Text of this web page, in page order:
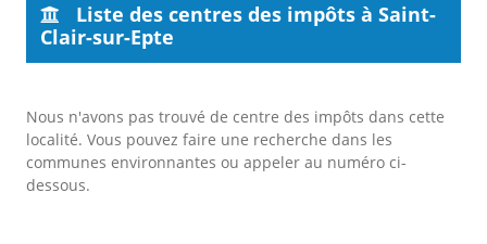
Liste des centres des impôts à Saint-
Clair-sur-Epte
Nous n'avons pas trouvé de centre des impôts dans cette
localité. Vous pouvez faire une recherche dans les
communes environnantes ou appeler au numéro ci-
dessous.